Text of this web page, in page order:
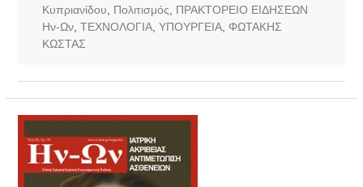
Κυπριανίδου
Πολιτισμός
ΠΡΑΚΤΟΡΕΙΟ ΕΙΔΗΣΕΩΝ
Ην-Ων, ΤΕΧΝΟΛΟΓΙΑ, ΥΠΟΥΡΓΕΙΑ, ΦΩΤΑΚΗΣ
ΚΩΣΤΑΣ